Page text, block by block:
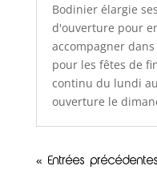
Bodinier élargie
d'ouverture pour
accompagner
pour les fêtes de
continu du lundi
ouverture le
« Entrées précédentes